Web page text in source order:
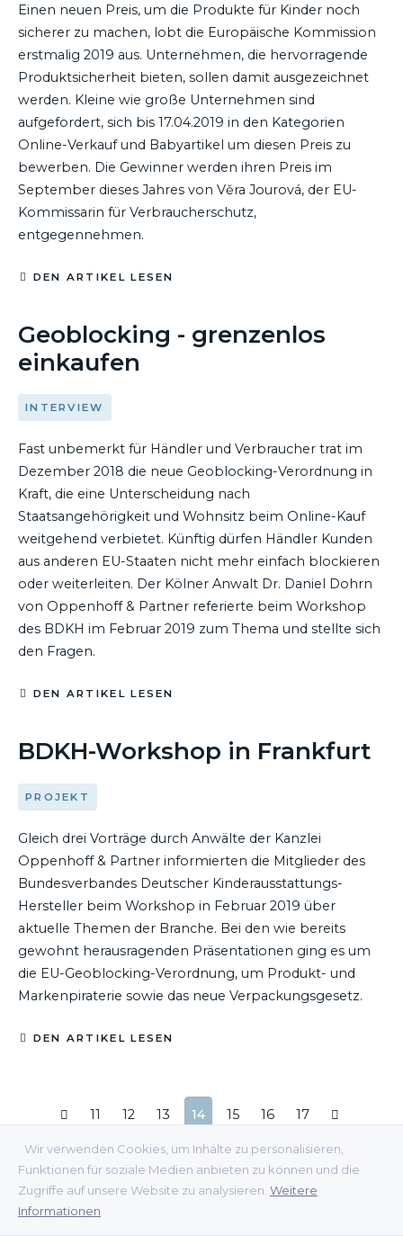
Wir verwenden Cookies, um Inhalte zu personalisieren,
Funktionen für soziale Medien anbieten zu können und die
Zugriffe auf unsere Website zu analysieren. Weitere
Informationen
Einen neuen Preis, um die Produkte für Kinder noch
sicherer zu machen, lobt die Europäische Kommission
erstmalig 2019 aus. Unternehmen, die hervorragende
Produktsicherheit bieten, sollen damit ausgezeichnet
werden. Kleine wie große Unternehmen sind
aufgefordert, sich bis 17.04.2019 in den Kategorien
Online-Verkauf und Babyartikel um diesen Preis zu
bewerben. Die Gewinner werden ihren Preis im
September dieses Jahres von Věra Jourová, der EU-
Kommissarin für Verbraucherschutz,
entgegennehmen.
DEN ARTIKEL LESEN
Geoblocking - grenzenlos
einkaufen
INTERVIEW
Fast unbemerkt für Händler und Verbraucher trat im
Dezember 2018 die neue Geoblocking-Verordnung in
Kraft, die eine Unterscheidung nach
Staatsangehörigkeit und Wohnsitz beim Online-Kauf
weitgehend verbietet. Künftig dürfen Händler Kunden
aus anderen EU-Staaten nicht mehr einfach blockieren
oder weiterleiten. Der Kölner Anwalt Dr. Daniel Dohrn
von Oppenhoff & Partner referierte beim Workshop
des BDKH im Februar 2019 zum Thema und stellte sich
den Fragen.
DEN ARTIKEL LESEN
BDKH-Workshop in Frankfurt
PROJEKT
Gleich drei Vorträge durch Anwälte der Kanzlei
Oppenhoff & Partner informierten die Mitglieder des
Bundesverbandes Deutscher Kinderausstattungs-
Hersteller beim Workshop in Februar 2019 über
aktuelle Themen der Branche. Bei den wie bereits
gewohnt herausragenden Präsentationen ging es um
die EU-Geoblocking-Verordnung, um Produkt- und
Markenpiraterie sowie das neue Verpackungsgesetz.
DEN ARTIKEL LESEN
11 12 13 14 15 16 17